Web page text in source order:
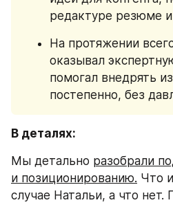
редактуре резюме и
На протяжении
оказывал
помогал внедрять
постепенно, без
В деталях:
Мы детально разобрали
и позиционированию. Что
случае Натальи, а что нет.